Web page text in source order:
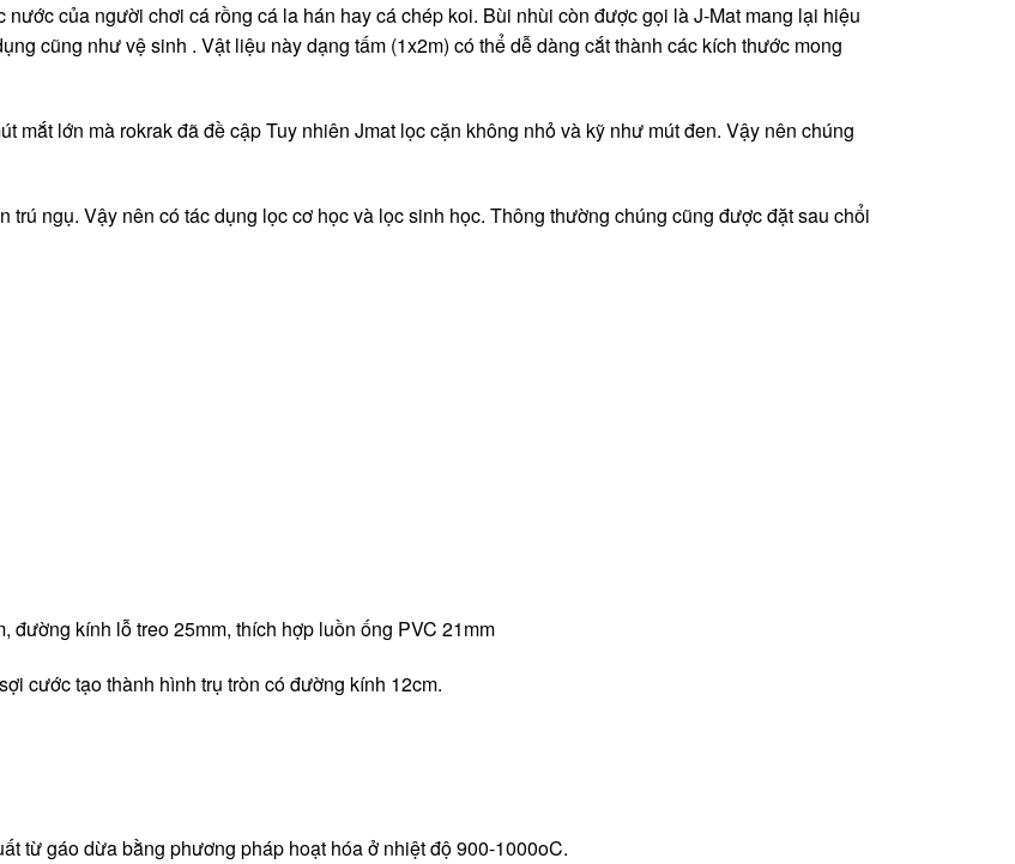
của người chơi cá rồng cá la hán hay cá chép koi. Bùi nhùi còn được gọi là J-Mat mang lại hiệu
cũng như vệ sinh . Vật liệu này dạng tấm (1x2m) có thể dễ dàng cắt thành các kích thước mong
mắt lớn mà rokrak đã đề cập Tuy nhiên Jmat lọc cặn không nhỏ và kỹ như mút đen. Vậy nên chúng
ngụ. Vậy nên có tác dụng lọc cơ học và lọc sinh học. Thông thường chúng cũng được đặt sau chổi
đường kính lỗ treo 25mm, thích hợp luồn ống PVC 21mm
cước tạo thành hình trụ tròn có đường kính 12cm.
từ gáo dừa bằng phương pháp hoạt hóa ở nhiệt độ 900-1000oC.